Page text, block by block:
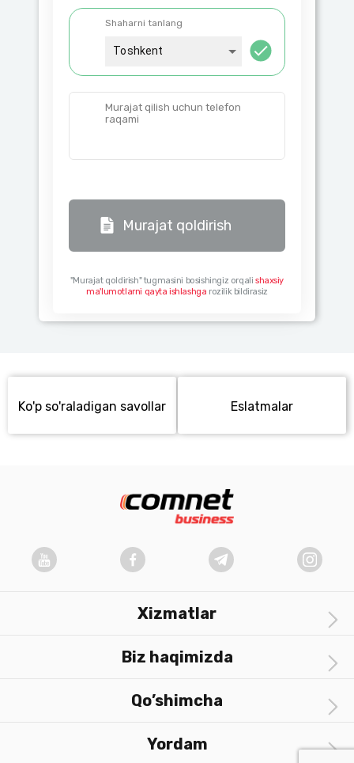
Shaharni tanlang
Toshkent
Murajat qilish uchun telefon
raqami
Murajat qoldirish
"Murajat qoldirish" tugmasini bosishingiz orqali shaxsiy
ma'lumotlarni qayta ishlashga rozilik bildirasiz
Ko'p so'raladigan savollar Eslatmalar
Xizmatlar
Biz haqimizda
Qo’shimcha
Yordam